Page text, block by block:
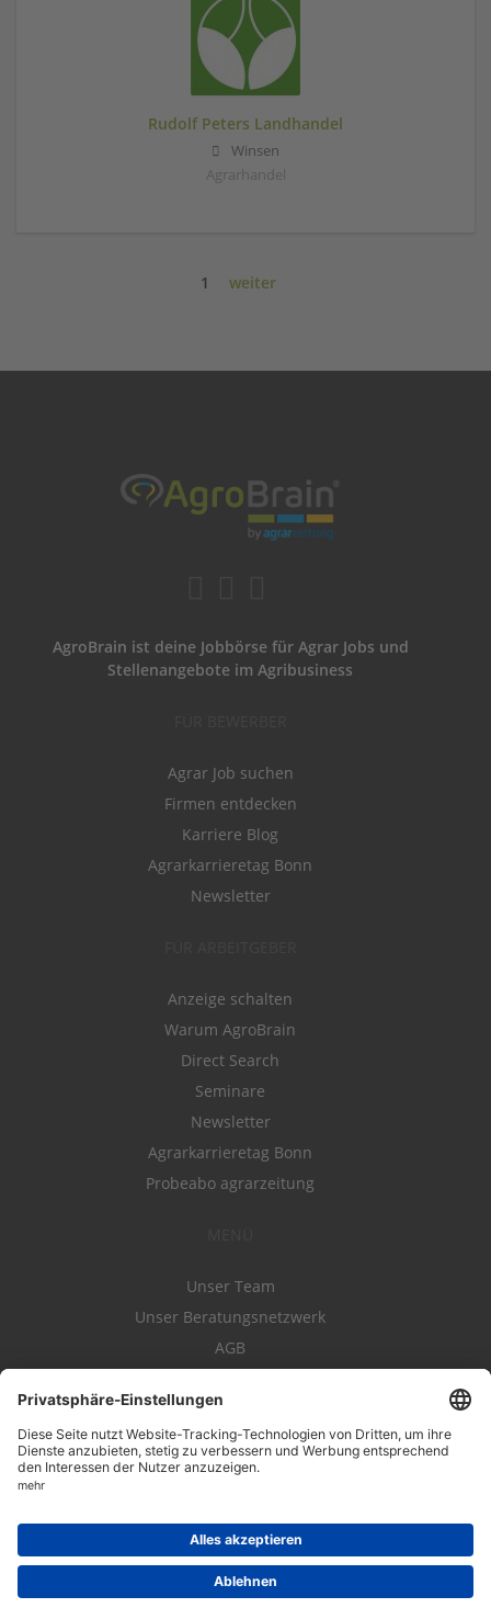
Rudolf Peters Landhandel
Winsen
Agrarhandel
1 weiter
AgroBrain ist deine Jobbörse für Agrar Jobs und
Stellenangebote im Agribusiness
Agrar Job suchen
Firmen entdecken
Karriere Blog
Agrarkarrieretag Bonn
Newsletter
Anzeige schalten
Warum AgroBrain
Direct Search
Seminare
Newsletter
Agrarkarrieretag Bonn
Probeabo agrarzeitung
Unser Team
Unser Beratungsnetzwerk
AGB
Datenschutz
Impressum
Kontakt